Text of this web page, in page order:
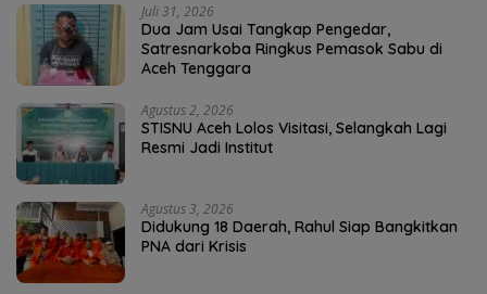
Juli 31, 2026
Dua Jam Usai Tangkap Pengedar,
Satresnarkoba Ringkus Pemasok Sabu di
Aceh Tenggara
Agustus 2, 2026
STISNU Aceh Lolos Visitasi, Selangkah Lagi
Resmi Jadi Institut
Agustus 3, 2026
Didukung 18 Daerah, Rahul Siap Bangkitkan
PNA dari Krisis